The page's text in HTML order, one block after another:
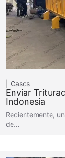
Casos
Enviar
Indonesia
Recientemente,
de…